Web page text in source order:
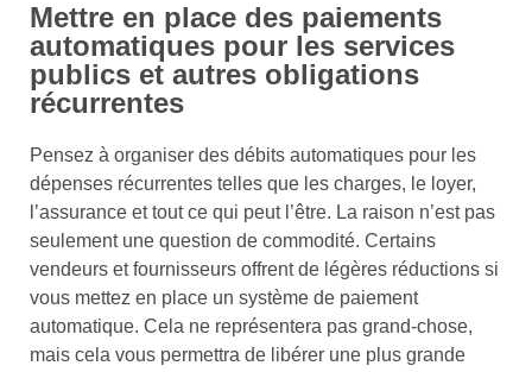
Mettre en place des paiements
automatiques pour les services
publics et autres obligations
récurrentes
Pensez à organiser des débits automatiques pour les
dépenses récurrentes telles que les charges, le loyer,
l’assurance et tout ce qui peut l’être. La raison n’est pas
seulement une question de commodité. Certains
vendeurs et fournisseurs offrent de légères réductions si
vous mettez en place un système de paiement
automatique. Cela ne représentera pas grand-chose,
mais cela vous permettra de libérer une plus grande